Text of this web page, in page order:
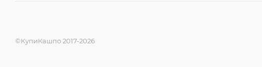
©КупиКашпо 2017-2026